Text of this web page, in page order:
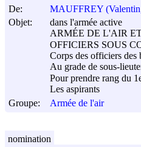
De:
MAUFFREY
Objet:
dans l'armée active
ARMÉE DE L'AIR
OFFICIERS SOUS
Corps des officiers des
Au grade de sous-
Pour prendre rang du
Les aspirants
Groupe:
Armée de l'air
nomination